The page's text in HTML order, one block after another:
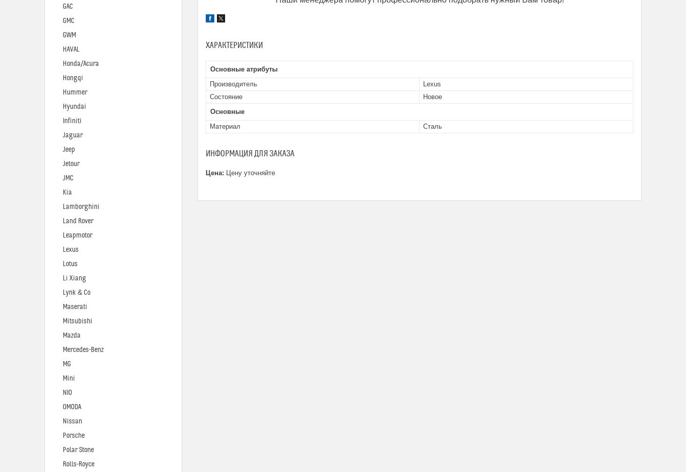
ХАРАКТЕРИСТИКИ
Основные атрибуты
Производитель
Lexus
Состояние
Новое
Основные
Материал
Сталь
ИНФОРМАЦИЯ ДЛЯ ЗАКАЗА
Цена: Цену уточняйте
GAC
GMC
GWM
HAVAL
Honda/Acura
Hongqi
Hummer
Hyundai
Infiniti
Jaguar
Jeep
Jetour
JMC
Kia
Lamborghini
Land Rover
Leapmotor
Lexus
Lotus
Li Xiang
Lynk & Co
Maserati
Mitsubishi
Mazda
Mercedes-Benz
MG
Mini
NIO
OMODA
Nissan
Porsche
Polar Stone
Rolls-Royce